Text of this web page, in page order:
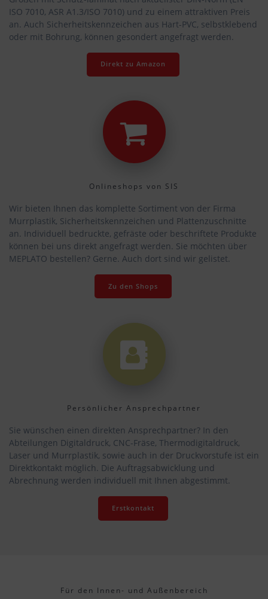
ISO 7010, ASR A1.3/ISO 7010) und zu einem attraktiven Preis
an. Auch Sicherheitskennzeichen aus Hart-PVC, selbstklebend
oder mit Bohrung, können gesondert angefragt werden.
Direkt zu Amazon
Onlineshops von SIS
Wir bieten Ihnen das komplette Sortiment von der Firma
Murrplastik, Sicherheitskennzeichen und Plattenzuschnitte
an. Individuell bedruckte, gefräste oder beschriftete Produkte
können bei uns direkt angefragt werden. Sie möchten über
MEPLATO bestellen? Gerne. Auch dort sind wir gelistet.
Zu den Shops
Persönlicher Ansprechpartner
Sie wünschen einen direkten Ansprechpartner? In den
Abteilungen Digitaldruck, CNC-Fräse, Thermodigitaldruck,
Laser und Murrplastik, sowie auch in der Druckvorstufe ist ein
Direktkontakt möglich. Die Auftragsabwicklung und
Abrechnung werden individuell mit Ihnen abgestimmt.
Erstkontakt
Für den Innen- und Außenbereich